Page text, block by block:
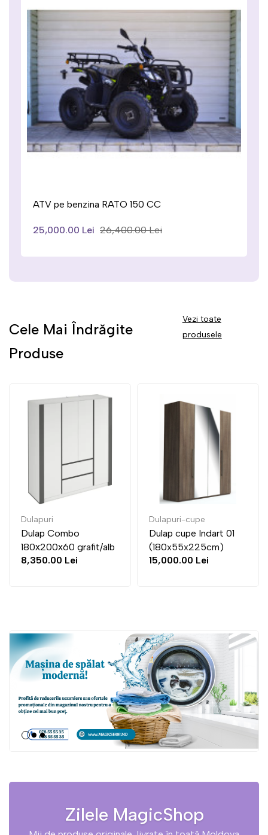
ATV pe benzina RATO 150 CC
25,000.00 Lei 26,400.00 Lei
Cele Mai Îndrăgite
Produse
Vezi toate
produsele
Dulapuri
Dulap Combo
180х200х60 grafit/alb
8,350.00 Lei
Dulapuri-cupe
Dulap cupe Indart 01
(180x55x225cm)
15,000.00 Lei
Zilele MagicShop